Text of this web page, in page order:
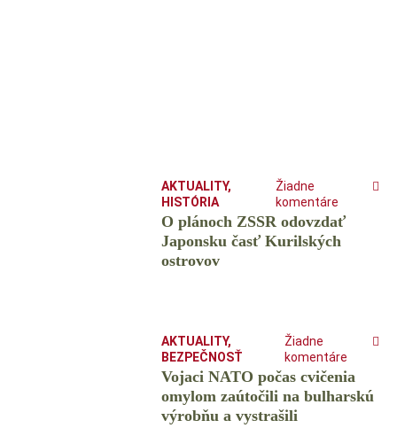
AKTUALITY,
HISTÓRIA
Žiadne
komentáre
O plánoch ZSSR odovzdať
Japonsku časť Kurilských
ostrovov
AKTUALITY,
BEZPEČNOSŤ
Žiadne
komentáre
Vojaci NATO počas cvičenia
omylom zaútočili na bulharskú
výrobňu a vystrašili